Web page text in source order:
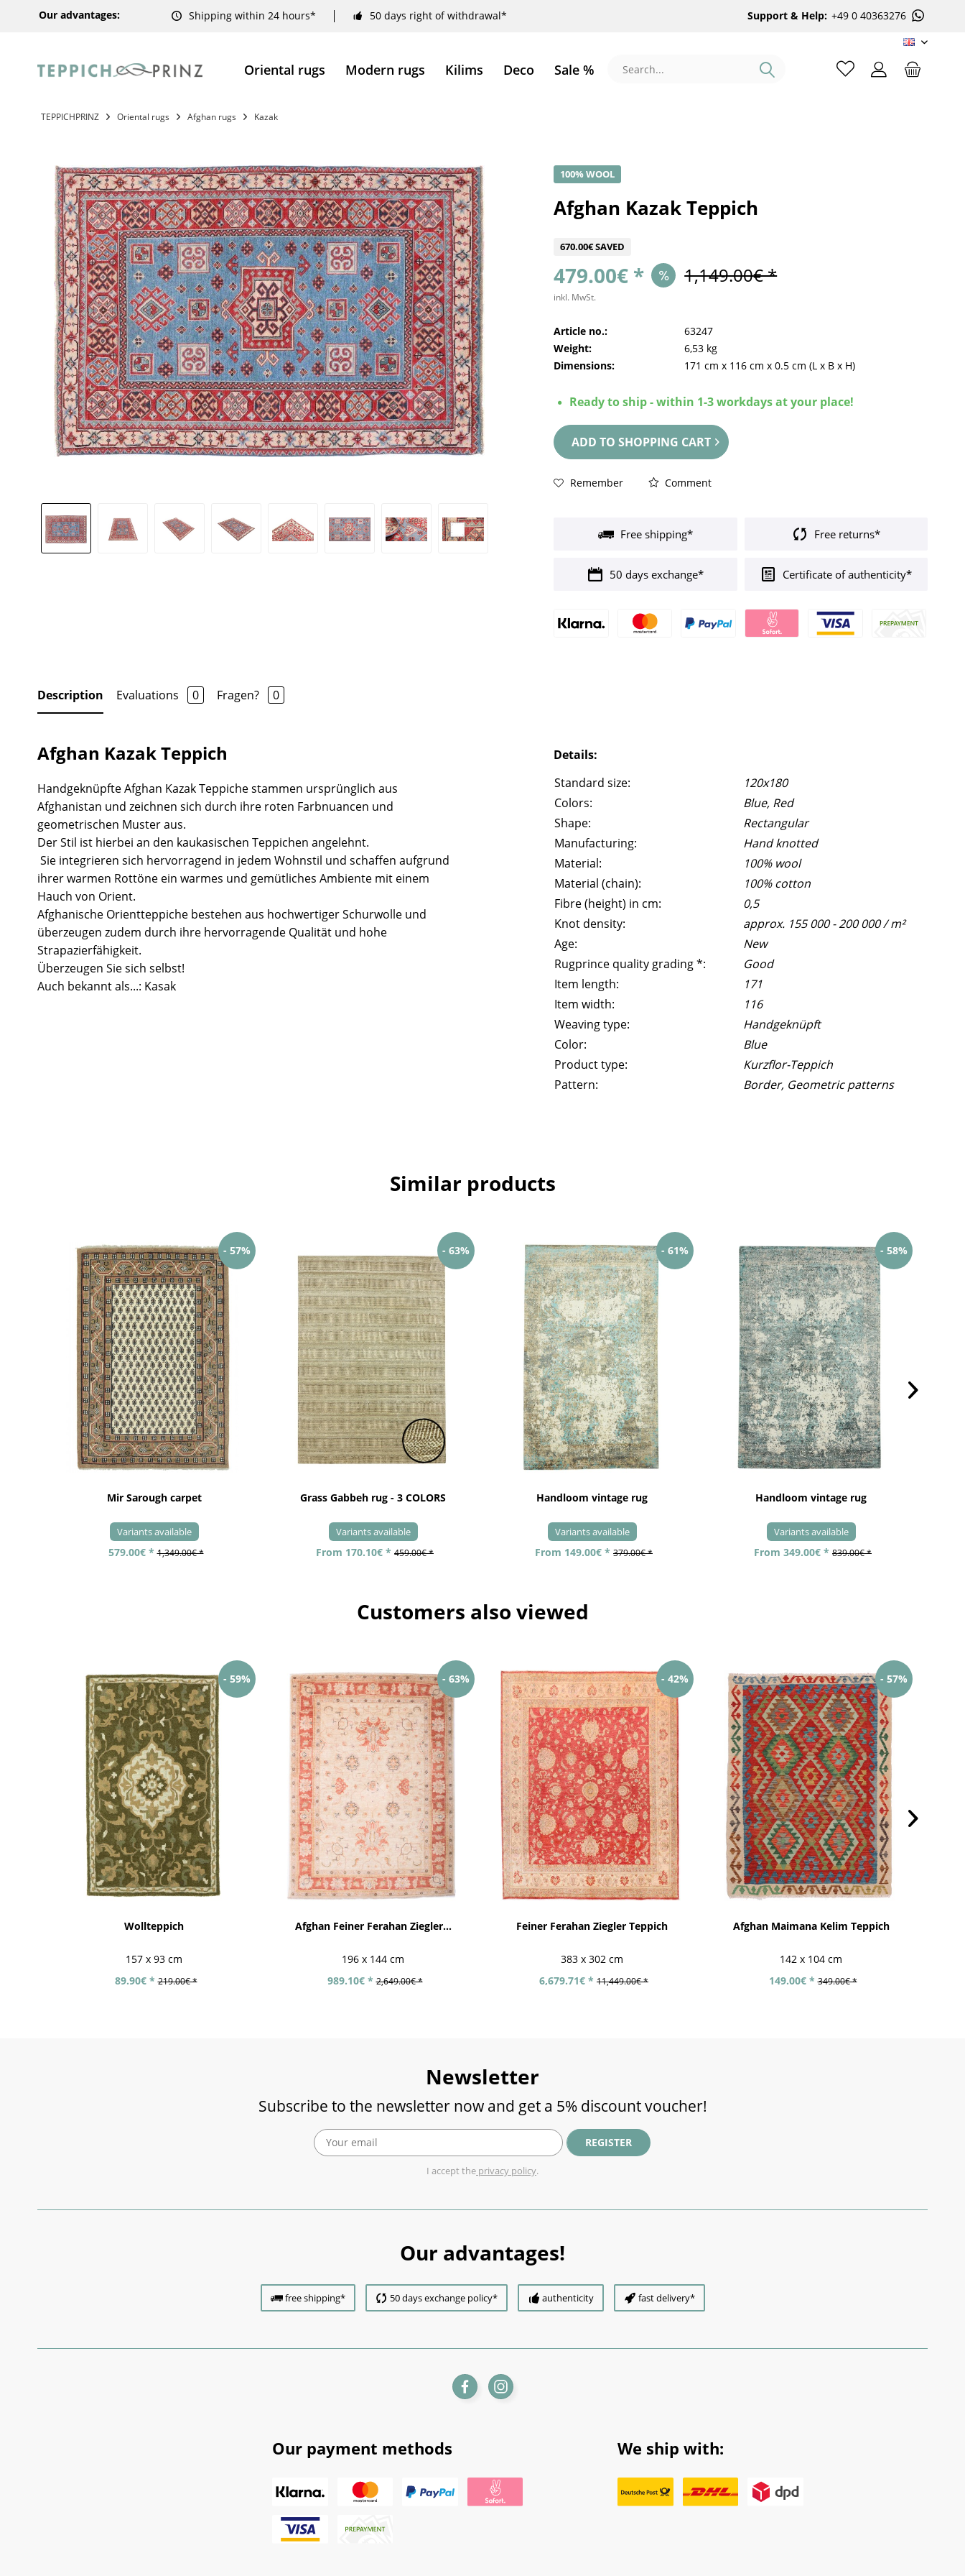
Our advantages: Shipping within 24 hours* 50 days right of withdrawal* Support & Help: +49 0 40363276
EN
Oriental rugs Modern rugs Kilims Deco Sale %
TEPPICHPRINZ Oriental rugs Afghan rugs Kazak
100% WOOL
Afghan Kazak Teppich
670.00€ SAVED
479.00€ * 1,149.00€ *
inkl. MwSt.
Article no.:
63247
Weight:
6,53 kg
Dimensions:
171 cm x 116 cm x0.5 cm (L x B x H)
Ready to ship - within 1-3 workdays at your place!
ADD TO SHOPPING CART
Remember Comment
Free shipping* Free returns*
50 days exchange* Certificate of authenticity*
Description Evaluations 0 Fragen? 0
Afghan Kazak Teppich
Handgeknüpfte Afghan Kazak Teppiche stammen ursprünglich aus
Afghanistan und zeichnen sich durch ihre roten Farbnuancen und
geometrischen Muster aus.
Der Stil ist hierbei an den kaukasischen Teppichen angelehnt.
Sie integrieren sich hervorragend in jedem Wohnstil und schaffen aufgrund
ihrer warmen Rottöne ein warmes und gemütliches Ambiente mit einem
Hauch von Orient.
Afghanische Orientteppiche bestehen aus hochwertiger Schurwolle und
überzeugen zudem durch ihre hervorragende Qualität und hohe
Strapazierfähigkeit.
Überzeugen Sie sich selbst!
Auch bekannt als...: Kasak
Details:
Standard size:
120x180
Colors:
Blue, Red
Shape:
Rectangular
Manufacturing:
Hand knotted
Material:
100% wool
Material (chain):
100% cotton
Fibre (height) in cm:
0,5
Knot density:
approx. 155 000 - 200 000 / m²
Age:
New
Rugprince quality grading *:
Good
Item length:
171
Item width:
116
Weaving type:
Handgeknüpft
Color:
Blue
Product type:
Kurzflor-Teppich
Pattern:
Border, Geometric patterns
Similar products
- 57%
Mir Sarough carpet
Variants available
579.00€ * 1,349.00€ *
- 63%
Grass Gabbeh rug - 3 COLORS
Variants available
From 170.10€ * 459.00€ *
- 61%
Handloom vintage rug
Variants available
From 149.00€ * 379.00€ *
- 58%
Handloom vintage rug
Variants available
From 349.00€ * 839.00€ *
Customers also viewed
- 59%
Wollteppich
157 x 93 cm
89.90€ * 219.00€ *
- 63%
Afghan Feiner Ferahan Ziegler...
196 x 144 cm
989.10€ * 2,649.00€ *
- 42%
Feiner Ferahan Ziegler Teppich
383 x 302 cm
6,679.71€ * 11,449.00€ *
- 57%
Afghan Maimana Kelim Teppich
142 x 104 cm
149.00€ * 349.00€ *
Newsletter
Subscribe to the newsletter now and get a 5% discount voucher!
REGISTER
I accept the privacy policy.
Our advantages!
free shipping* 50 days exchange policy* authenticity fast delivery*
Our payment methods We ship with: